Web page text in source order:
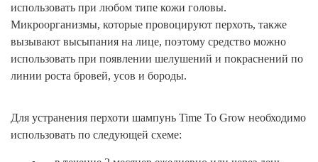
использовать при любом типе кожи головы.
Микроорганизмы, которые провоцируют перхоть, также
вызывают высыпания на лице, поэтому средство можно
использовать при появлении шелушений и покраснений по
линии роста бровей, усов и бороды.
Для устранения перхоти шампунь Time To Grow необходимо
использовать по следующей схеме: